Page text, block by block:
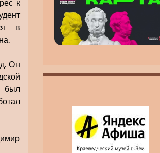
к
в
Он
был
инвалидность MAX
MAX